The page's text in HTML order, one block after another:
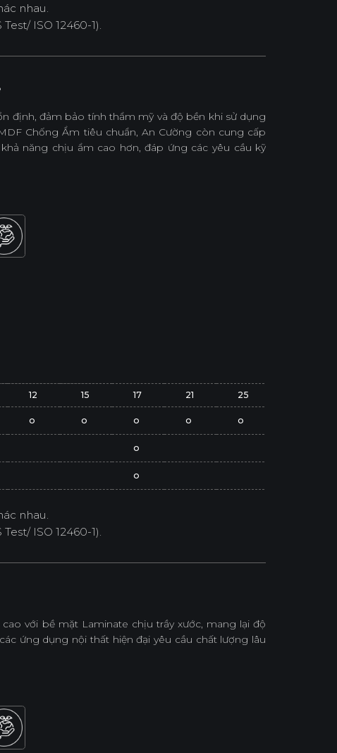
nhau.
ISO 12460-1).
định, đảm bảo tính thẩm mỹ và độ bền khi sử dụng
Chống Ẩm tiêu chuẩn, An Cường còn cung cấp
năng chịu ẩm cao hơn, đáp ứng các yêu cầu kỹ
12 15 17 21 25
o o o o o
o
o
nhau.
ISO 12460-1).
với bề mặt Laminate chịu trầy xước, mang lại độ
ứng dụng nội thất hiện đại yêu cầu chất lượng lâu